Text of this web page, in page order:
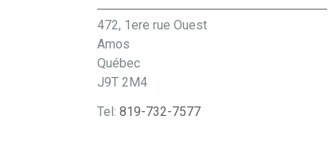
472, 1ere rue Ouest
Amos
Québec
J9T 2M4
Tel: 819-732-7577